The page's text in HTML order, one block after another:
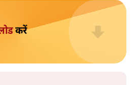
कमज़ोर
वर्गों की सुरक्षा के लिए
करने वाले अब वे नारे लगा रहे हैं,
हुआ करता था। सख़्त ऐतराज़ ही